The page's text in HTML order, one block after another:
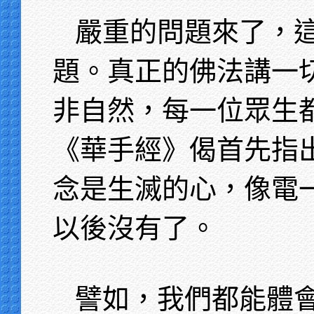
嚴重的問題來了，
題。真正的佛法講一
非自然，每一位眾生
《華手經》偈首先
念是生滅的心，像電
以後沒有了。
譬如，我們都能體